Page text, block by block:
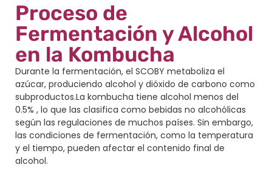
Proceso de
Fermentación y Alcohol
en la Kombucha
Durante la fermentación, el SCOBY metaboliza el
azúcar, produciendo alcohol y dióxido de carbono como
subproductos.La kombucha tiene alcohol menos del
0.5% , lo que las clasifica como bebidas no alcohólicas
según las regulaciones de muchos países. Sin embargo,
las condiciones de fermentación, como la temperatura
y el tiempo, pueden afectar el contenido final de
alcohol.